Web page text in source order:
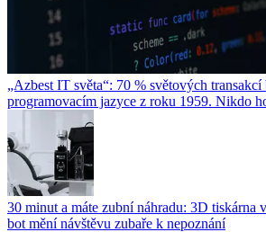
„Azbest IT světa“: 70 % světových transakcí
programovacím jazyce z roku 1959. Nikdo
30 minut a máte zubní náhradu: 3D tiskárna
bot mění návštěvu zubaře k nepoznání